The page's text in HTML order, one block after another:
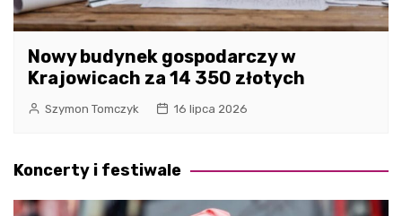
Nowy budynek gospodarczy w
Krajowicach za 14 350 złotych
Szymon Tomczyk 16 lipca 2026
Koncerty i festiwale